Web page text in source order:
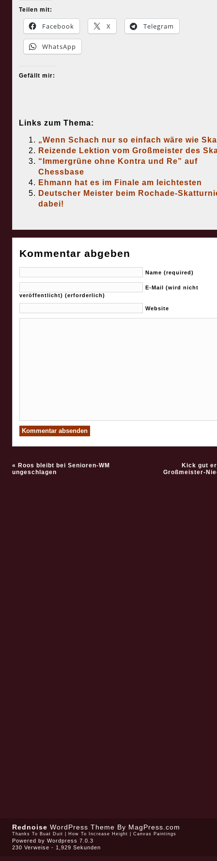
Teilen mit:
Facebook X Telegram
WhatsApp
Gefällt mir:
Links zum Thema:
„Wenn Schach nur so einfach wäre wie
Reizende Lektion vom Großmeister des
“Immergrüne ohne Kontra und Re” auf
Chessbase
Ehmann hat es im Finale am leichtesten
Deutscher Meister beim Rochade-
dabei!
Kommentar abgeben
Name (required)
E-Mail (wird nicht
veröffentlicht) (erforderlich)
Website
« Roos bleibt bei Senioren-WM
ungeschlagen
Kick gut
Großmeister-
Rednoise WordPress Theme By MagPress.com
Thanks To Buat Duit How To Increase Height Canvas Paintings
Powered by Wordpress 7.0.3
230 Verweise - 1,929 Sekunden